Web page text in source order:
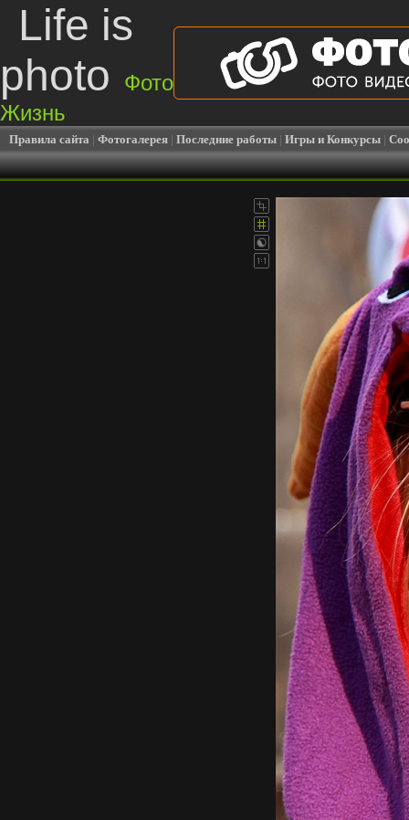
Life is
photo
Фото
Жизнь
Правила сайта | Фотогалерея | Последние работы | Игры и Конкурсы |